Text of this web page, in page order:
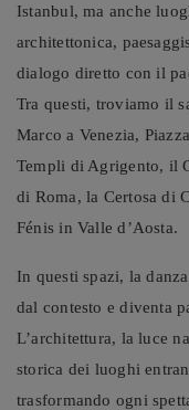
Istanbul, ma anche
architettonica,
dialogo diretto con il
Tra questi, troviamo il
Marco a Venezia,
Templi di Agrigento, il
di Roma, la Certosa di
Fénis in Valle d’Aosta.
In questi spazi, la
dal contesto e diventa
L’architettura, la luce
storica dei luoghi
trasformando ogni